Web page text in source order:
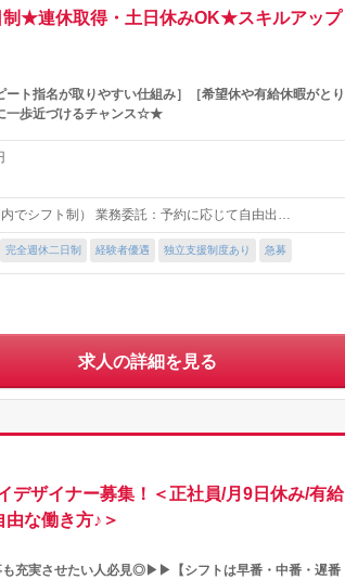
制★連休取得・土日休みOK★スキルアップ
ト指名が取りやすい仕組み］［希望休や有給休暇がとり
一歩近づけるチャンス☆★
でシフト制） 業務委託：予約に応じて自由出…
完全週休二日制 経験者優遇 独立支援制度あり 急募
求人の詳細を見る
ザイナー募集！＜正社員/月9日休み/有給
な働き方♪＞
も充実させたい人必見◎▶▶【シフトは早番・中番・遅番